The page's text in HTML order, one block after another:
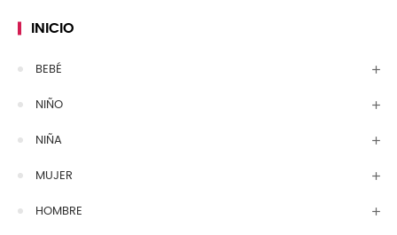
INICIO
BEBÉ
NIÑO
NIÑA
MUJER
HOMBRE